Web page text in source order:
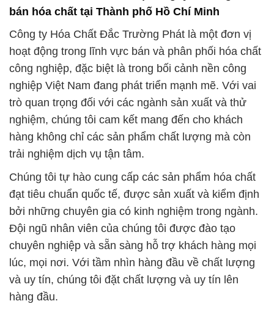
bán hóa chất tại Thành phố Hồ Chí Minh
Công ty Hóa Chất Đắc Trường Phát là một đơn vị
hoạt động trong lĩnh vực bán và phân phối hóa chất
công nghiệp, đặc biệt là trong bối cảnh nền công
nghiệp Việt Nam đang phát triển mạnh mẽ. Với vai
trò quan trọng đối với các ngành sản xuất và thử
nghiệm, chúng tôi cam kết mang đến cho khách
hàng không chỉ các sản phẩm chất lượng mà còn
trải nghiệm dịch vụ tận tâm.
Chúng tôi tự hào cung cấp các sản phẩm hóa chất
đạt tiêu chuẩn quốc tế, được sản xuất và kiểm định
bởi những chuyên gia có kinh nghiệm trong ngành.
Đội ngũ nhân viên của chúng tôi được đào tạo
chuyên nghiệp và sẵn sàng hỗ trợ khách hàng mọi
lúc, mọi nơi. Với tầm nhìn hàng đầu về chất lượng
và uy tín, chúng tôi đặt chất lượng và uy tín lên
hàng đầu.